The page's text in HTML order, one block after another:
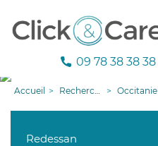
09 78 38 38 38
Accueil Recherche aide à domicile Occitanie